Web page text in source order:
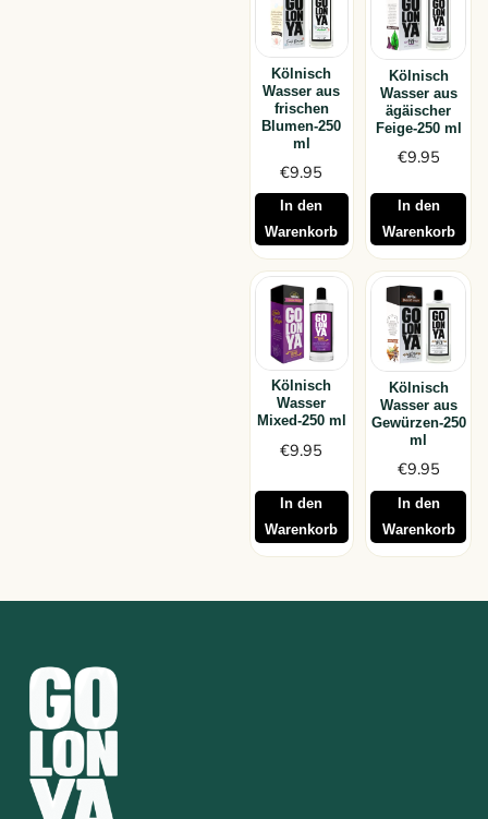
Kölnisch
Wasser aus
frischen
Blumen-250
ml
€9.95
In den
Warenkorb
Kölnisch
Wasser aus
ägäischer
Feige-250 ml
€9.95
In den
Warenkorb
Kölnisch
Wasser
Mixed-250 ml
€9.95
In den
Warenkorb
Kölnisch
Wasser aus
Gewürzen-250
ml
€9.95
In den
Warenkorb